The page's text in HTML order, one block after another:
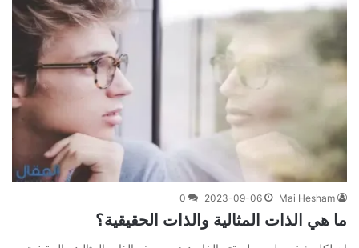
Mai Hesham
2023-09-06
0
ما هي الذات المثالية والذات الحقيقية؟